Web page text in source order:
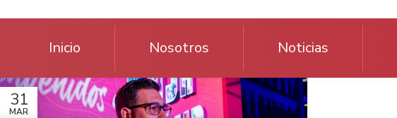
Inicio Nosotros Noticias
31
MAR